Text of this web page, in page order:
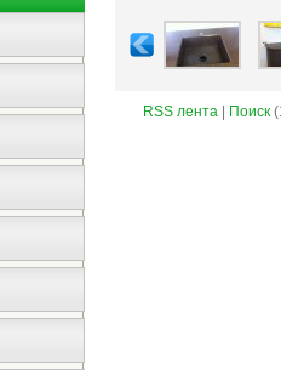
RSS лента| Поиск